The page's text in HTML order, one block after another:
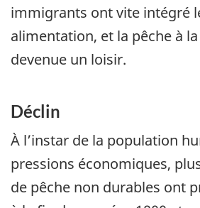
immigrants ont vite intégré
alimentation, et la pêche à
devenue un loisir.
Déclin
À l’instar de la population
pressions économiques,
de pêche non durables ont